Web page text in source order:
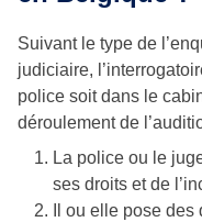
Suivant le type de
judiciaire,
police soit dans le
déroulement de
La police ou le
ses droits et de
Il ou elle pose